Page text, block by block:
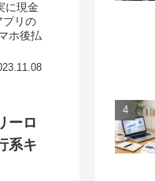
に現金
プリの
ホ後払
ーロ
系キ